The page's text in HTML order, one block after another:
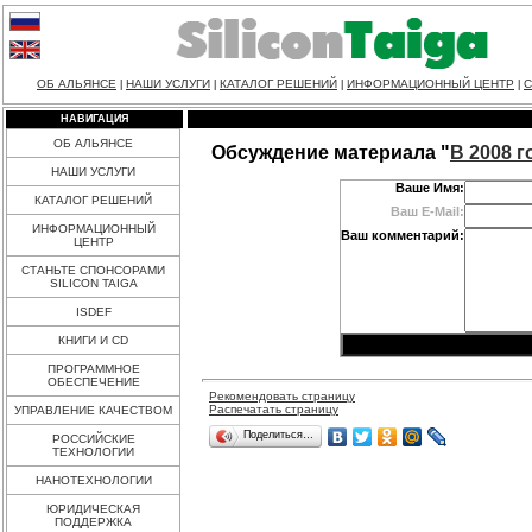
ОБ АЛЬЯНСЕ НАШИ УСЛУГИ КАТАЛОГ РЕШЕНИЙ ИНФОРМАЦИОННЫЙ ЦЕНТР
НАВИГАЦИЯ
ОБ АЛЬЯНСЕ
НАШИ УСЛУГИ
КАТАЛОГ РЕШЕНИЙ
ИНФОРМАЦИОННЫЙ
ЦЕНТР
СТАНЬТЕ СПОНСОРАМИ
SILICON TAIGA
ISDEF
КНИГИ И CD
ПРОГРАММНОЕ
ОБЕСПЕЧЕНИЕ
УПРАВЛЕНИЕ КАЧЕСТВОМ
РОССИЙСКИЕ
ТЕХНОЛОГИИ
НАНОТЕХНОЛОГИИ
ЮРИДИЧЕСКАЯ
ПОДДЕРЖКА
Обсуждение материала " В 2008
Ваше Имя:
Ваш E-Mail:
Ваш комментарий:
Рекомендовать страницу
Распечатать страницу
Поделиться…